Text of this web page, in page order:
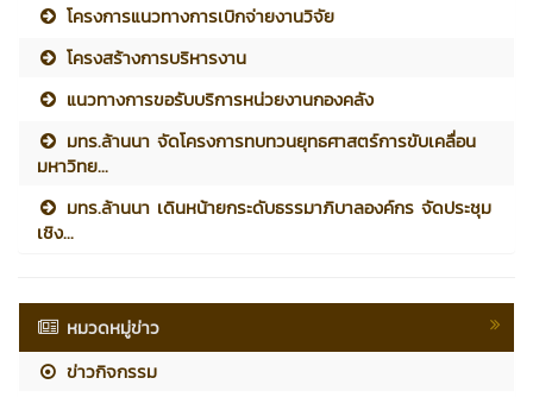
โครงการแนวทางการเบิกจ่ายงานวิจัย
โครงสร้างการบริหารงาน
แนวทางการขอรับบริการหน่วยงานกองคลัง
มทร.ล้านนา จัดโครงการทบทวนยุทธศาสตร์การขับเคลื่อน
มหาวิทย...
มทร.ล้านนา เดินหน้ายกระดับธรรมาภิบาลองค์กร จัดประชุม
เชิง...
หมวดหมู่ข่าว
ข่าวกิจกรรม